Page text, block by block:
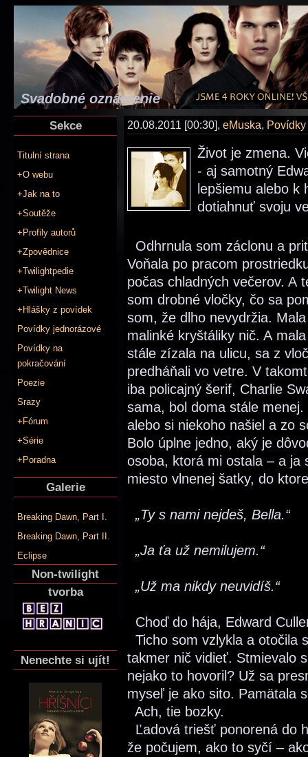
Svadobné oznámenie
Sekce
Titulní strana
+O webu
+Jak na to
+Soutěže
+Profily autorů
+Zpovědnice
+Twilightpedie
+Twilight News
+Hlášky z povídek
Povídky jednorázové
Povídky na
pokračování
Poezie
Srazy
+Fórum
+Série
+Poradna
Galerie
Breaking Dawn, Part I.
Breaking Dawn, Part II.
Eclipse
Non-twilight
tvorba
Nenechte si ujít!
20.08.2011 [00:30], eMuska,
Život je zmena.
- aj samotný
lepšiemu alebo k
dotiahnuť svoju
Odhrnula som záclonu a
Voňala po pracom
počas chladných večerov. A
som drobné vločky, čo sa
som, že dlho nevydržia.
malinké kryštáliky nič. A
stále zízala na ulicu, sa z
predháňali vo vetre. V
iba policajný šerif, Charlie
sama, bol doma stále
alebo si niekoho našiel a zo
Bolo úplne jedno, aký je
osoba, ktorá mi ostala – a
miesto vlnenej šatky, do
„Ty s nami nejdeš, Bella.“
„Ja ťa už nemilujem.“
„Už ma nikdy neuvidíš.“
Choď do hája, Edward
Ticho som vzlykla a otočila
takmer nič vidieť. Stmievalo
nejako to hovoril? Už sa
myseľ je ako sito. Pamätala
Ach, tie bozky.
Ľadová triešť ponorená do
že počujem, ako to syčí –